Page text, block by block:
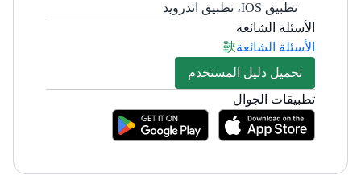
تطبيق IOS، تطبيق اندرويد
الأسئلة الشائعة
الأسئلة الشائعة
تحميل دليل المستخدم
تطبيقات الجوال